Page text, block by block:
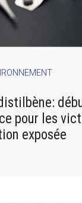
pour les
exposée